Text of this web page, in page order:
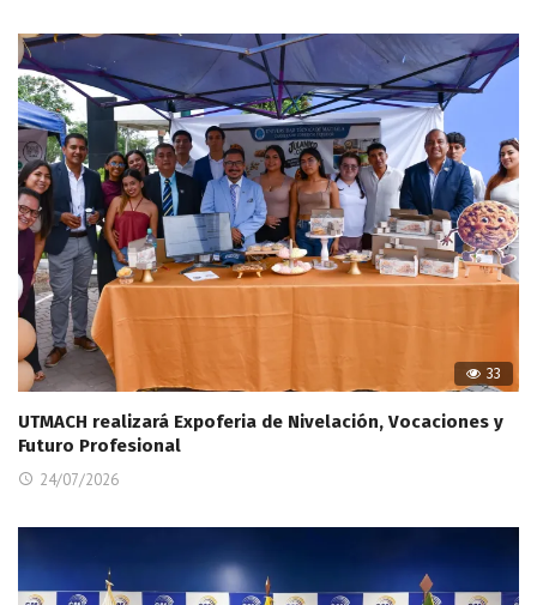
33
UTMACH realizará Expoferia de Nivelación, Vocaciones y
Futuro Profesional
24/07/2026